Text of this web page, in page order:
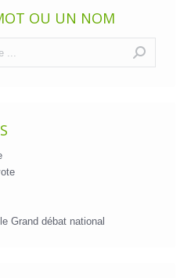
OU UN NOM
Grand débat national